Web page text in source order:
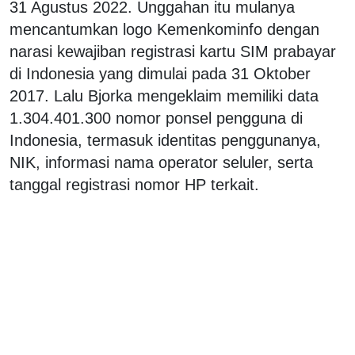
31 Agustus 2022. Unggahan itu mulanya
mencantumkan logo Kemenkominfo dengan
narasi kewajiban registrasi kartu SIM prabayar
di Indonesia yang dimulai pada 31 Oktober
2017. Lalu Bjorka mengeklaim memiliki data
1.304.401.300 nomor ponsel pengguna di
Indonesia, termasuk identitas penggunanya,
NIK, informasi nama operator seluler, serta
tanggal registrasi nomor HP terkait.